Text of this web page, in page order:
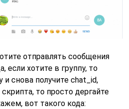
отправлять сообщения
если хотите в группу, то
и снова получите chat_id,
то просто дергайте
вот такого кода: